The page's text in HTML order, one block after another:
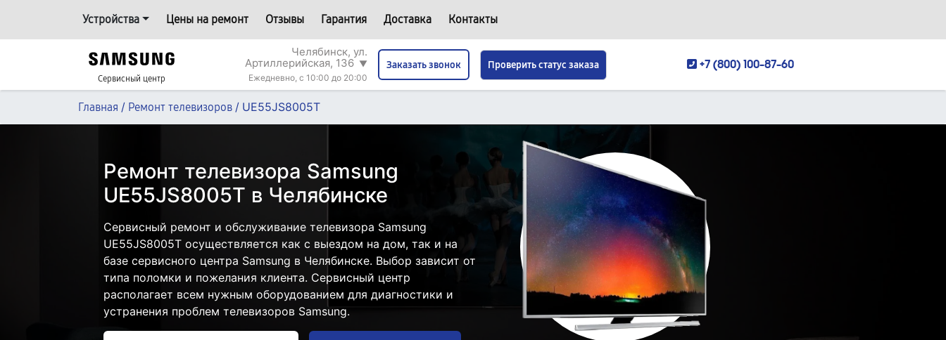
Устройства Цены на ремонт Отзывы Гарантия Доставка Контакты
Сервисный центр
Челябинск, ул.
Артиллерийская, 136 ▼
Ежедневно, с 10:00 до 20:00
Заказать звонок Проверить статус заказа +7 (800) 100-87-60
Главная / Ремонт телевизоров / UE55JS8005T
Ремонт телевизора Samsung
UE55JS8005T в Челябинске
Сервисный ремонт и обслуживание телевизора Samsung
UE55JS8005T осуществляется как с выездом на дом, так и на
базе сервисного центра Samsung в Челябинске. Выбор зависит от
типа поломки и пожелания клиента. Сервисный центр
располагает всем нужным оборудованием для диагностики и
устранения проблем телевизоров Samsung.